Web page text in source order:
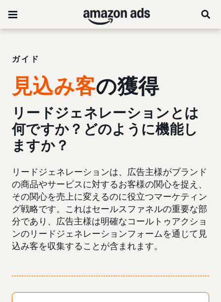
ガイド
見込み客の獲得
リードジェネレーションとは
何ですか？どのように機能し
ますか？
リードジェネレーションは、広告主様がブランド
の商品やサービスに対するお客様の関心を捉え、
その関心を売上に変えるのに役立つマーケティン
グ戦略です。これはセールスファネルの重要な部
分であり、広告主様は明確なコールトゥアクショ
ンのリードジェネレーションフォームを通じて見
込み客を収集することが含まれます。